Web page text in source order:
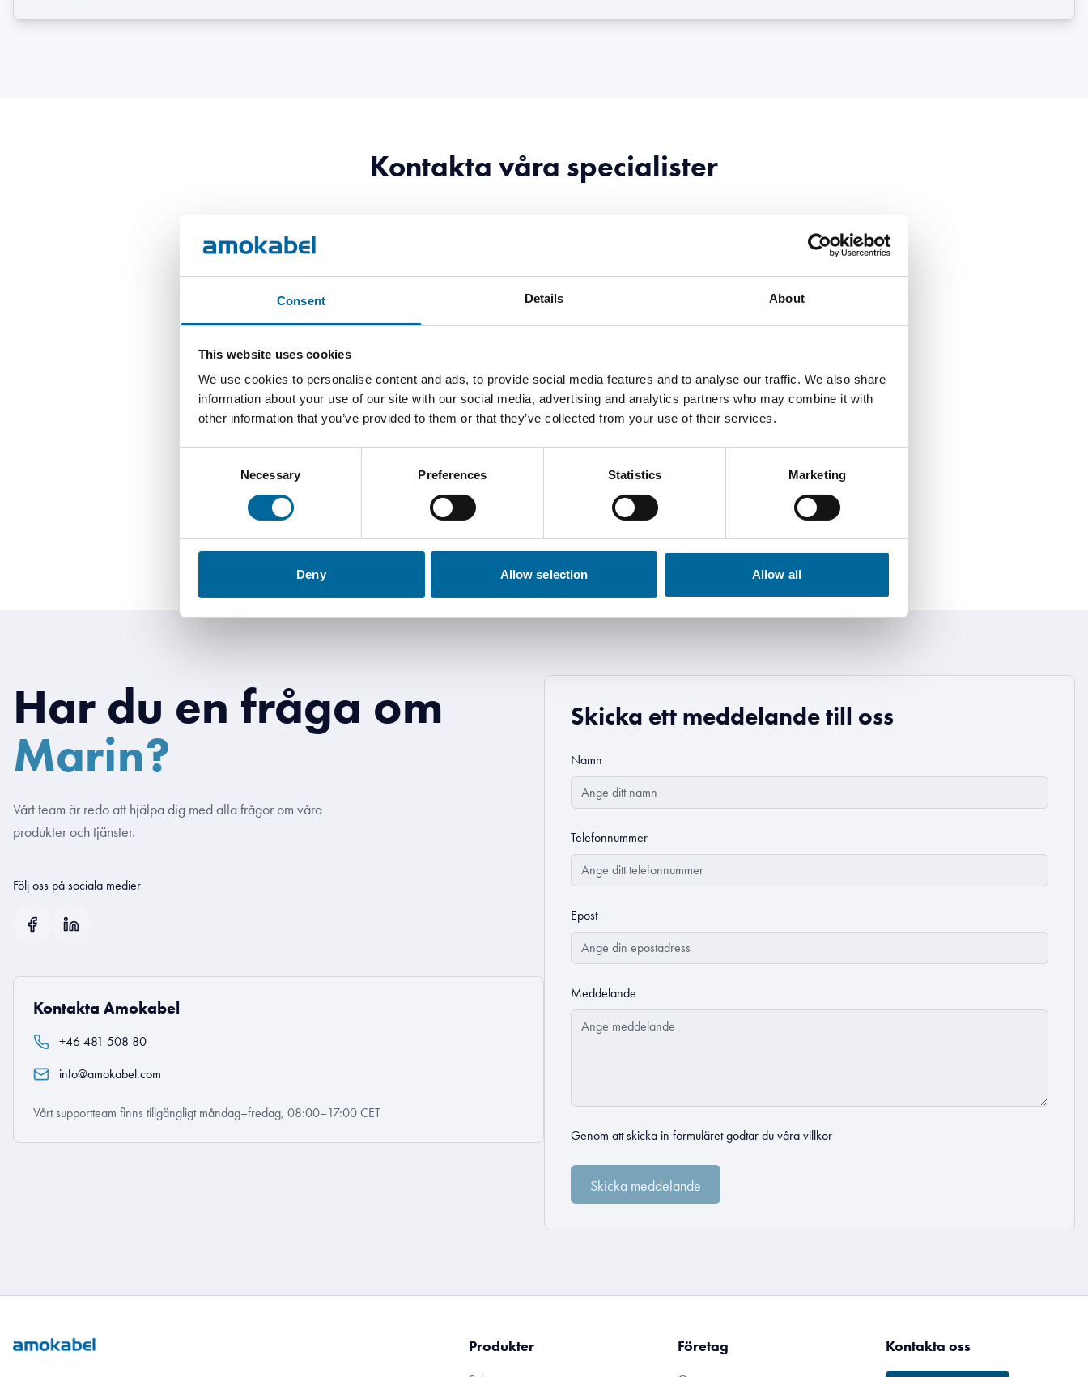
Consent Details About
This website uses cookies
We use cookies to personalise content and ads, to provide social media features and to analyse our traffic. We also share
information about your use of our site with our social media, advertising and analytics partners who may combine it with
other information that you’ve provided to them or that they’ve collected from your use of their services.
Necessary Preferences Statistics Marketing
Deny Allow selection Allow all
Kontakta våra specialister
Amo Specialkabel AB
martin.hossman@amokabel.com
Har du en fråga om
Marin?
Vårt team är redo att hjälpa dig med alla frågor om våra
produkter och tjänster.
Följ oss på sociala medier
Kontakta Amokabel
+46 481 508 80
info@amokabel.com
Vårt supportteam finns tillgängligt måndag–fredag, 08:00–17:00 CET
Skicka ett meddelande till oss
Namn
Telefonnummer
Epost
Meddelande
Genom att skicka in formuläret godtar du våra villkor
Produkter Företag Kontakta oss